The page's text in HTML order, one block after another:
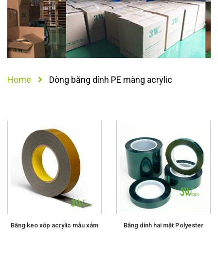
Home Dòng băng dính PE màng acrylic
Băng keo xốp acrylic màu xám Băng dính hai mặt Polyester